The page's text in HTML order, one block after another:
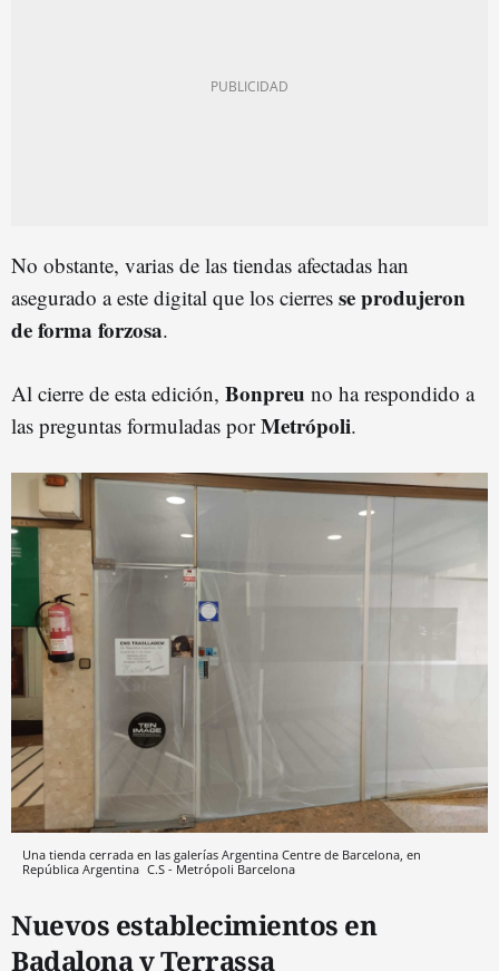
No obstante, varias de las tiendas afectadas han
asegurado a este digital que los cierres se produjeron
de forma forzosa.
Al cierre de esta edición, Bonpreu no ha respondido a
las preguntas formuladas porMetrópoli.
Una tienda cerrada en las galerías Argentina Centre de Barcelona, en
República Argentina C.S - Metrópoli Barcelona
Nuevos establecimientos en
Badalona y Terrassa